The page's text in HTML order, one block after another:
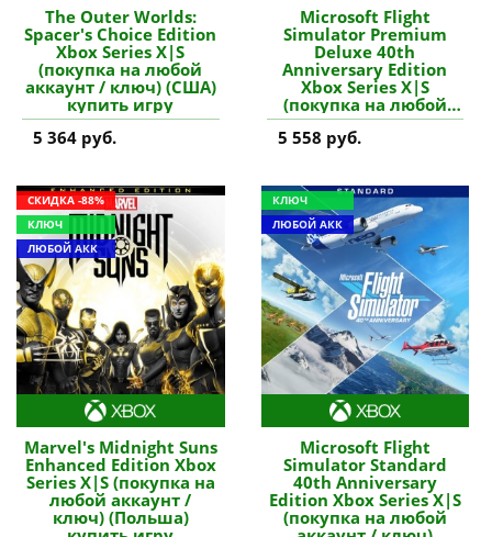
The Outer Worlds:
Spacer's Choice Edition
Xbox Series X|S
(покупка на любой
аккаунт / ключ) (США)
купить игру
5 364 руб.
Microsoft Flight
Simulator Premium
Deluxe 40th
Anniversary Edition
Xbox Series X|S
(покупка на любой
аккаунт / ключ)
(Аргентина) купить
5 558 руб.
СКИДКА -88%
КЛЮЧ
ЛЮБОЙ АКК
Marvel's Midnight Suns
Enhanced Edition Xbox
Series X|S (покупка на
любой аккаунт /
ключ) (Польша)
КЛЮЧ
ЛЮБОЙ АКК
Microsoft Flight
Simulator Standard
40th Anniversary
Edition Xbox Series X|S
(покупка на любой